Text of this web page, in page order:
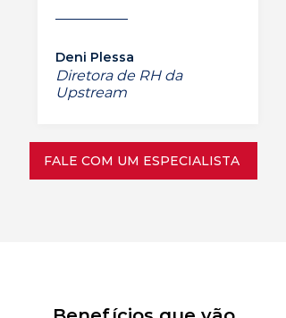
Deni Plessa
Diretora de RH da
Upstream
FALE COM UM ESPECIALISTA